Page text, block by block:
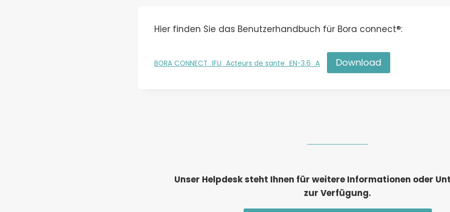
Hier finden Sie das Benutzerhandbuch für Bora connect®:
BORA CONNECT_IFU_Acteurs de sante_EN-3.6_A Download
Unser Helpdesk steht Ihnen für weitere Informationen oder
zur Verfügung.